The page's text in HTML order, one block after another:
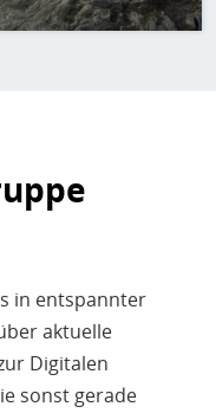
in entspannter
aktuelle
Digitalen
sonst gerade